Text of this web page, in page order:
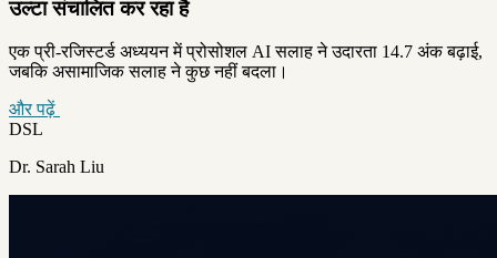
उल्टा संचालित कर रहा है
एक प्री-रजिस्टर्ड अध्ययन में प्रोसोशल AI सलाह ने उदारता 14.7 अंक बढ़ाई,
जबकि असामाजिक सलाह ने कुछ नहीं बदला।
और पढ़ें
DSL
Dr. Sarah Liu